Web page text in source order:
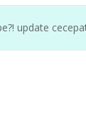
update